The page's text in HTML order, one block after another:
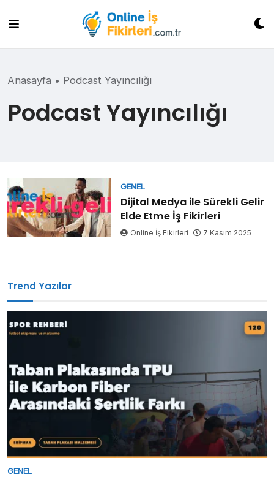
content
Anasayfa • Podcast Yayıncılığı
Podcast Yayıncılığı
GENEL
Dijital Medya ile Sürekli Gelir
Elde Etme İş Fikirleri
Online İş Fikirleri 7 Kasım 2025
Trend Yazılar
GENEL